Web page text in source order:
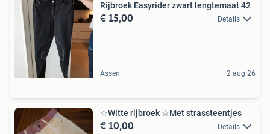
Rijbroek Easyrider zwart lengtemaat 42
€ 15,00 Details
Assen 2 aug 26
☆Witte rijbroek ☆Met strassteentjes
€ 10,00 Details